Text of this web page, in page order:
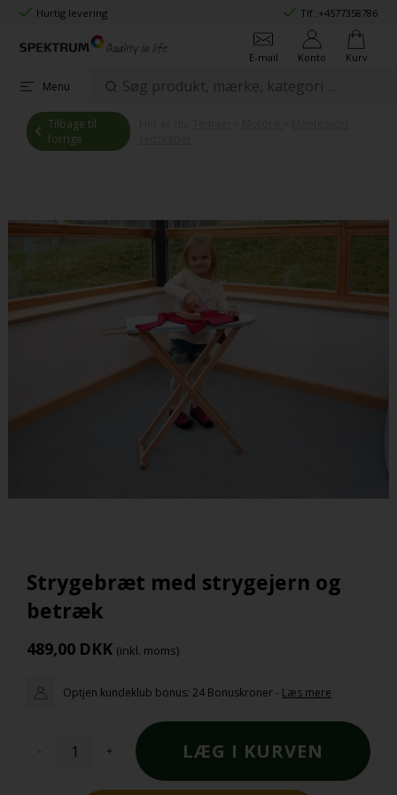
Hurtig levering Tlf.:+4577358786
E-mail Konto Kurv
Menu
Tilbage til
forrige
Strygebræt med strygejern og
betræk
489,00 DKK (inkl. moms)
Optjen kundeklub bonus:24 Bonuskroner - Læs mere
- +